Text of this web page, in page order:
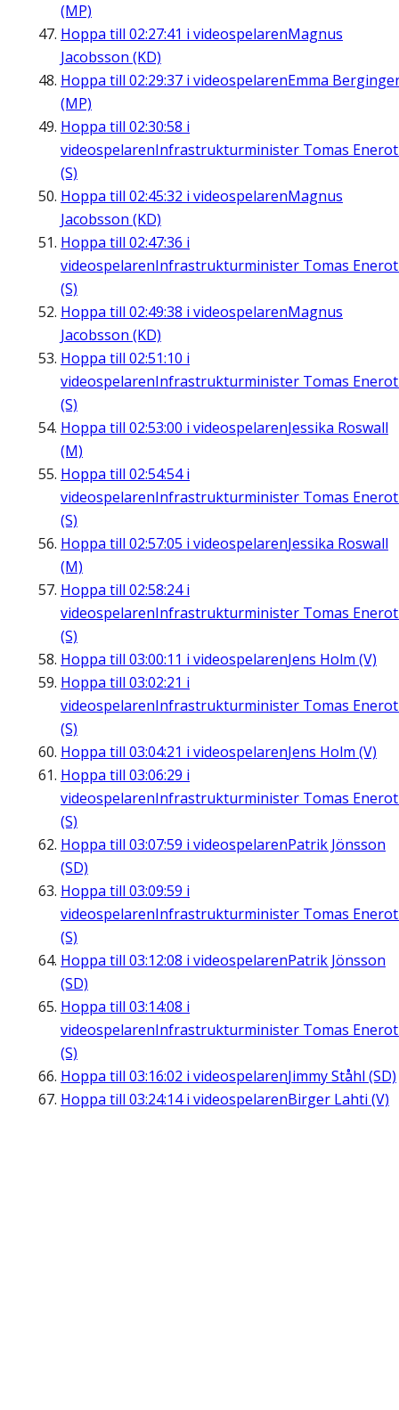
(MP)
Hoppa till 02:27:41 i videospelarenMagnus
Jacobsson (KD)
Hoppa till 02:29:37 i videospelarenEmma
(MP)
Hoppa till 02:30:58 i
videospelarenInfrastrukturminister Tomas
(S)
Hoppa till 02:45:32 i videospelarenMagnus
Jacobsson (KD)
Hoppa till 02:47:36 i
videospelarenInfrastrukturminister Tomas
(S)
Hoppa till 02:49:38 i videospelarenMagnus
Jacobsson (KD)
Hoppa till 02:51:10 i
videospelarenInfrastrukturminister Tomas
(S)
Hoppa till 02:53:00 i videospelarenJessika Roswall
(M)
Hoppa till 02:54:54i
videospelarenInfrastrukturminister Tomas
(S)
Hoppa till 02:57:05 i videospelarenJessika Roswall
(M)
Hoppa till 02:58:24i
videospelarenInfrastrukturminister Tomas
(S)
Hoppa till 03:00:11 i videospelarenJens Holm (V)
Hoppa till 03:02:21 i
videospelarenInfrastrukturminister Tomas
(S)
Hoppa till 03:04:21 i videospelarenJens Holm (V)
Hoppa till 03:06:29 i
videospelarenInfrastrukturminister Tomas
(S)
Hoppa till 03:07:59 i videospelarenPatrik Jönsson
(SD)
Hoppa till 03:09:59 i
videospelarenInfrastrukturminister Tomas
(S)
Hoppa till 03:12:08 i videospelarenPatrik Jönsson
(SD)
Hoppa till 03:14:08 i
videospelarenInfrastrukturminister Tomas
(S)
Hoppa till 03:16:02 i videospelarenJimmy Ståhl (SD)
Hoppa till 03:24:14i videospelarenBirger Lahti (V)